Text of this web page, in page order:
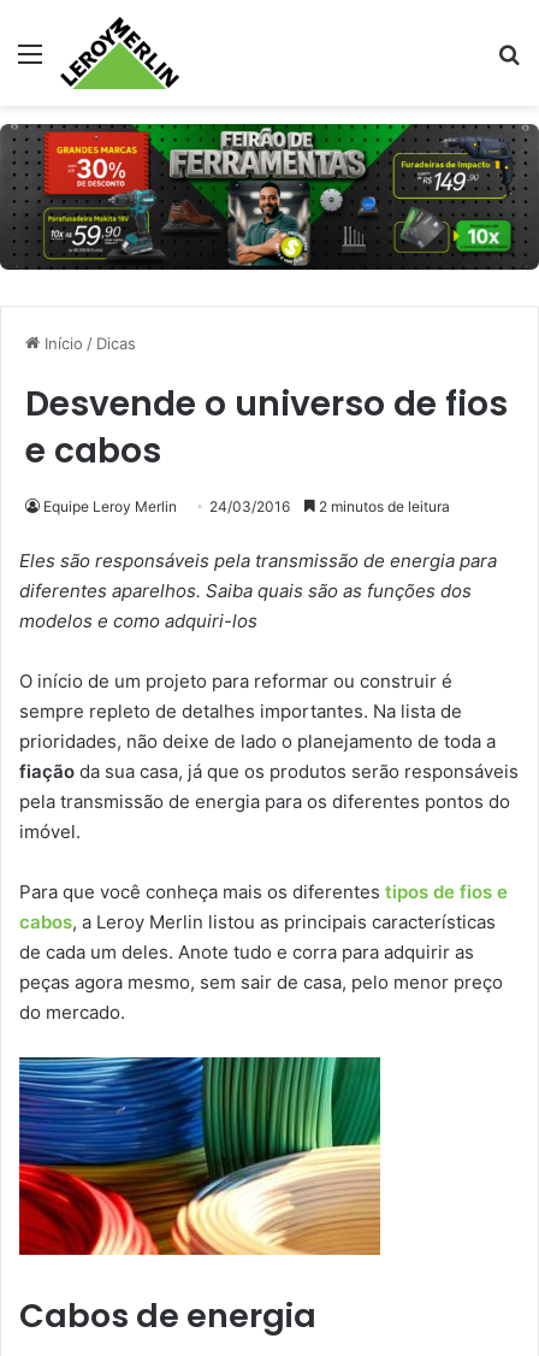
Menu
Início / Dicas
Desvende o universo de fios
e cabos
Equipe Leroy Merlin 24/03/2016 2 minutos de leitura
Eles são responsáveis pela transmissão de energia para
diferentes aparelhos. Saiba quais são as funções dos
modelos e como adquiri-los
O início de um projeto para reformar ou construir é
sempre repleto de detalhes importantes. Na lista de
prioridades, não deixe de lado o planejamento de toda a
fiação da sua casa, já que os produtos serão responsáveis
pela transmissão de energia para os diferentes pontos do
imóvel.
Para que você conheça mais os diferentes tipos de fios e
cabos, a Leroy Merlin listou as principais características
de cada um deles. Anote tudo e corra para adquirir as
peças agora mesmo, sem sair de casa, pelo menor preço
do mercado.
Cabos de energia